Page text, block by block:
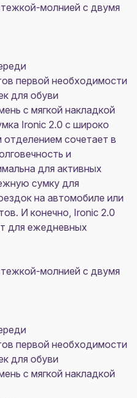
молнией с двумя
первой необходимости
для обуви
с мягкой накладкой
Ironic 2.0 с широко
сочетает в
и
для активных
сумку для
на автомобиле или
И конечно, Ironic 2.0
для ежедневных
молнией с двумя
первой необходимости
для обуви
с мягкой накладкой